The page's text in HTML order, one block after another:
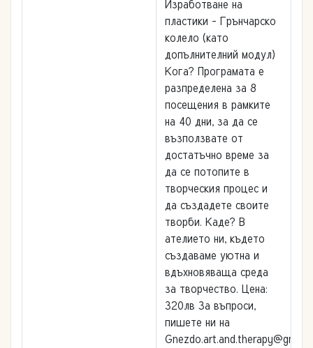
Изработване на
пластики - Грънчарско
колело (като
допълнителний модул)
Кога? Програмата е
разпределена за 8
посещения в рамките
на 40 дни, за да се
възползвате от
достатъчно време за
да се потопите в
творческия процес и
да създадете своите
творби. Каде? В
ателието ни, където
създаваме уютна и
вдъхновяваща среда
за творчество. Цена:
320лв За въпроси,
пишете ни на